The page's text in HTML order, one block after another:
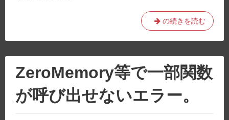
注
意
点。
VisualStudio2017
で
4kb
intro
と
き
の続きを読む
ZeroMemory等で一部関数
が呼び出せないエラー。